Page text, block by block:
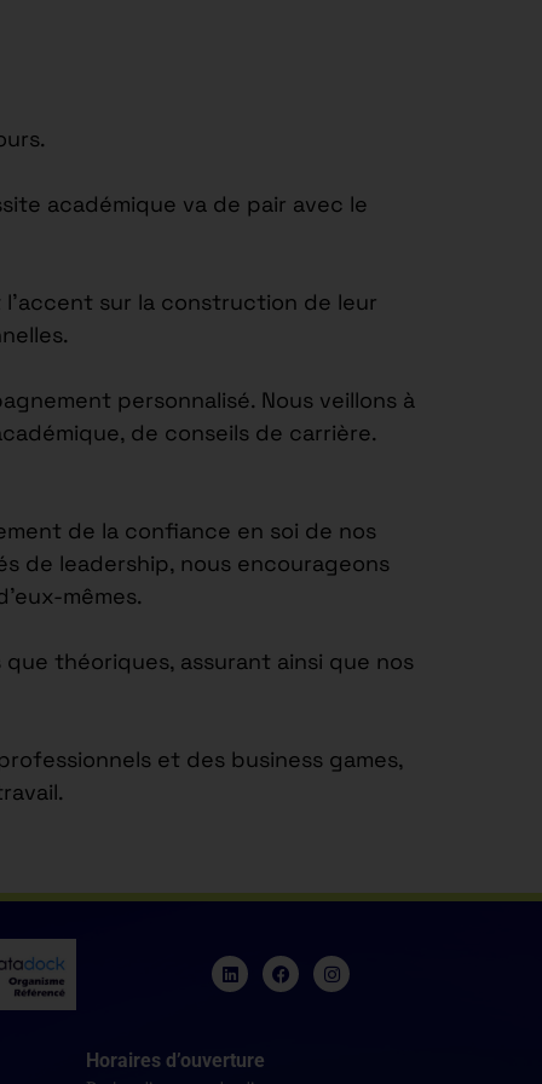
académique va de pair avec le
sur la construction de leur
personnalisé. Nous veillons à
de conseils de carrière.
de la confiance en soi de nos
de leadership, nous encourageons
mêmes.
théoriques, assurant ainsi que nos
et des business games,
Horaires d’ouverture